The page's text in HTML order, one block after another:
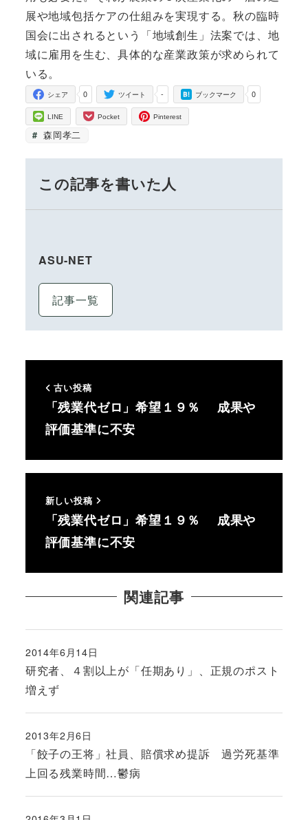
展や地域包括ケアの仕組みを実現する。秋の臨時
国会に出されるという「地域創生」法案では、地
域に雇用を生む、具体的な産業政策が求められて
いる。
0
シェア -
ツイート 0
ブックマーク
LINE Pocket Pinterest
森岡孝二
この記事を書いた人
ASU-NET
記事一覧
古い投稿
「残業代ゼロ」希望１９％ 成果や
評価基準に不安
新しい投稿
「残業代ゼロ」希望１９％ 成果や
評価基準に不安
関連記事
研究者、４割以上が「任期あり」、正規のポスト
増えず
投稿日
2014年6月14日
「餃子の王将」社員、賠償求め提訴 過労死基準
上回る残業時間…鬱病
投稿日
2013年2月6日